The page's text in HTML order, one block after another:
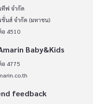
ทีฟ จำกัด
ชั่นส์ จำกัด (มหาชน)
อ 4510
Baby&Kids
อ 4775
feedback